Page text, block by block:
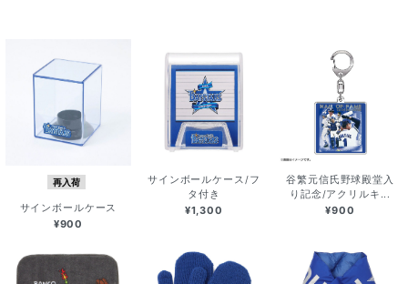
再入荷
サインボールケース
¥900
サインボールケース/フ
タ付き
¥1,300
谷繁元信氏野球殿堂入
り記念/アクリルキ...
¥900